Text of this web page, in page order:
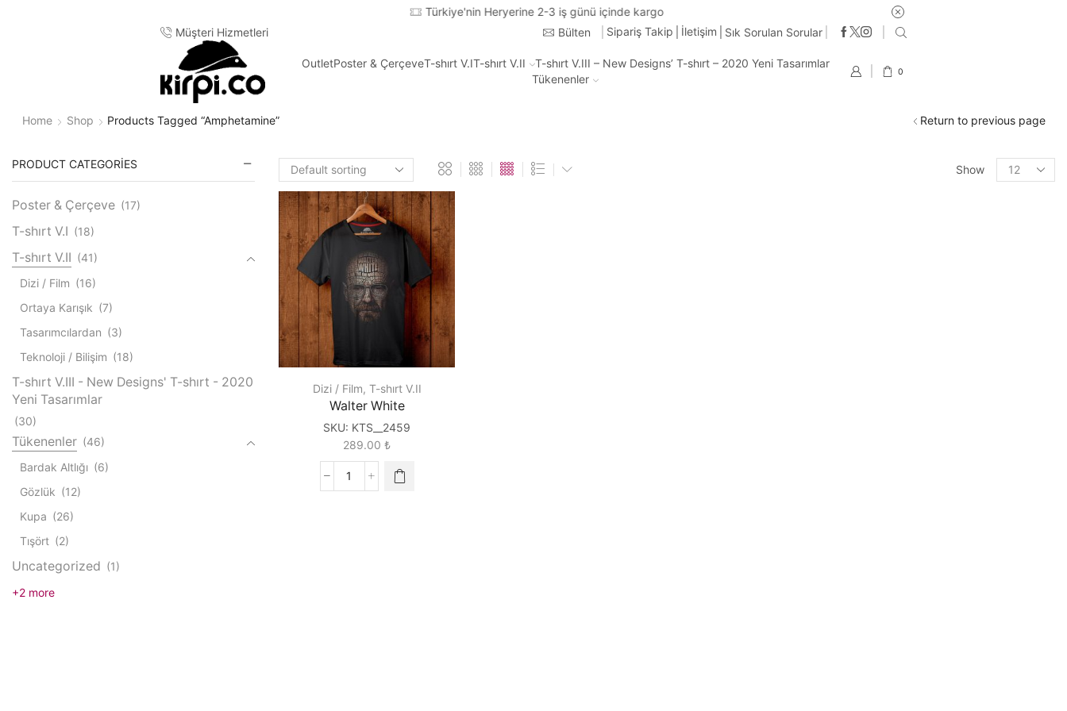
Türkiye'nin Heryerine 2-3 iş günü içinde kargo
Müşteri Hizmetleri
Bülten Sipariş Takip İletişim Sık Sorulan Sorular
OutletPoster & ÇerçeveT-shırt V.IT-shırt V.II
T-shırt V.III – New Designs’ T-shırt – 2020 Yeni Tasarımlar
Tükenenler
0
Home Shop Products Tagged “amphetamine” Return to previous page
Show
Products
per
Dizi / Film, T-shırt V.II
Walter White
SKU: KTS__2459
289.00 ₺
Walter
PRODUCT CATEGORIES
Poster & Çerçeve (17)
T-shırt V.I (18)
T-shırt V.II (41)
Dizi / Film (16)
Ortaya Karışık (7)
Tasarımcılardan (3)
Teknoloji / Bilişim (18)
T-shırt V.III - New Designs' T-shırt - 2020
Yeni Tasarımlar
(30)
Tükenenler (46)
Bardak Altlığı (6)
Gözlük (12)
Kupa (26)
Tışört (2)
Uncategorized (1)
+2 more